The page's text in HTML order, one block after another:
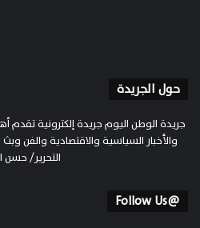
حول الجريدة
جريدة الوطن اليوم جريدة إلكترونية تقدم
والأخبار السياسية والاقتصادية والفن
التحرير/ حسن
@Follow Us